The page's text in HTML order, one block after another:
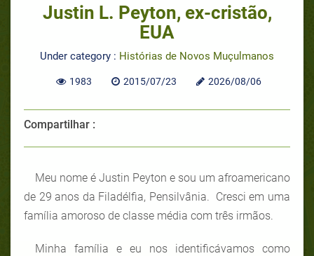
Justin L. Peyton, ex-cristão,
EUA
Under category : Histórias de Novos Muçulmanos
1983 2015/07/23 2026/08/06
Compartilhar :
Meu nome é Justin Peyton e sou um afroamericano
de 29 anos da Filadélfia, Pensilvânia. Cresci em uma
família amoroso de classe média com três irmãos.
Minha família e eu nos identificávamos como